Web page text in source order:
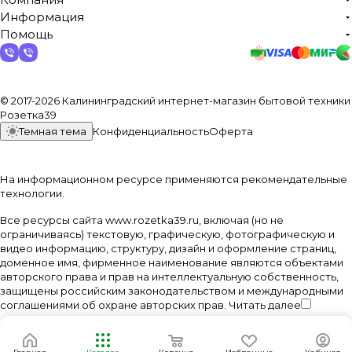
Информация
Помощь
© 2017-2026 Калининградский интернет-магазин бытовой техники
Розетка39
Темная тема
КонфиденциальностьОферта
На информационном ресурсе применяются рекомендательные
технологии
Все ресурсы сайта www.rozetka39.ru, включая (но не
ограничиваясь) текстовую, графическую, фотографическую и
видео информацию, структуру, дизайн и оформление страниц,
доменное имя, фирменное наименование являются объектами
авторского права и прав на интеллектуальную собственность,
защищены российским законодательством и международными
соглашениями об охране авторских прав. Читать далее